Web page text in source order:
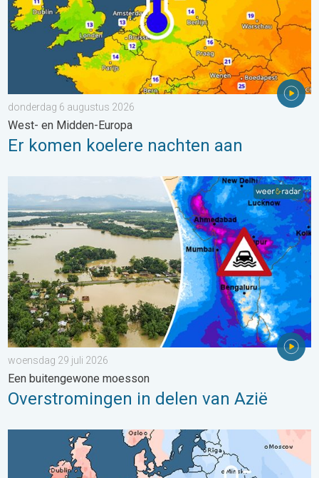
donderdag 6 augustus 2026
West- en Midden-Europa
Er komen koelere nachten aan
Overstromingen in delen van Azië. Een buitengewone
woensdag 29 juli 2026
Een buitengewone moesson
Overstromingen in delen van Azië
Grote weersverschillen in juli. Tweedeling Europa. . .